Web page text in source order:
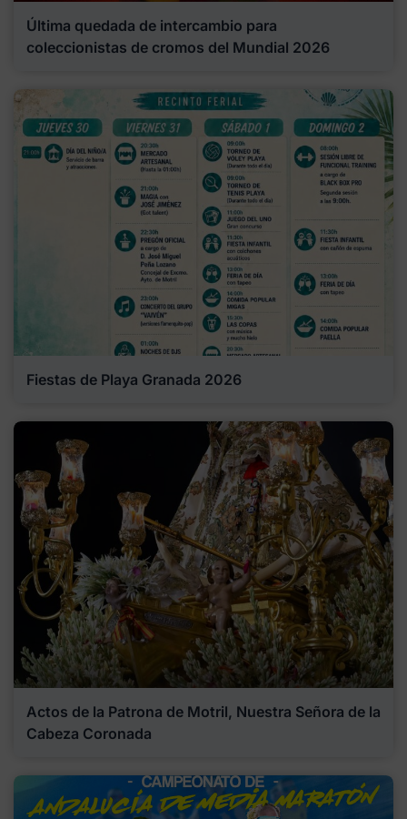
Última quedada de intercambio para
coleccionistas de cromos del Mundial 2026
Fiestas de Playa Granada 2026
Actos de la Patrona de Motril, Nuestra Señora de la
Cabeza Coronada